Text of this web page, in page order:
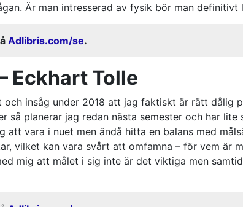
Är man intresserad av fysik bör man definitivt
Adlibris.com/se.
Eckhart Tolle
och insåg under 2018 att jag faktiskt är rätt dålig
så planerar jag redan nästa semester och har
att vara i nuet men ändå hitta en balans med
vilket kan vara svårt att omfamna – för vem är
mig att målet i sig inte är det viktiga men